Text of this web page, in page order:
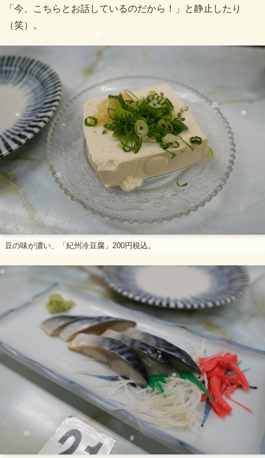
「今、こちらとお話しているのだから！」と静止したり
（笑）。
豆の味が濃い、「紀州冷豆腐」200円税込。